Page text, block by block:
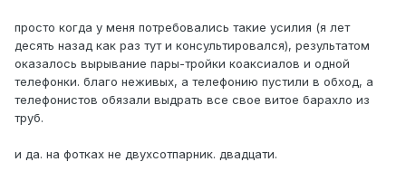
просто когда у меня потребовались такие усилия (я лет
десять назад как раз тут и консультировался), результатом
оказалось вырывание пары-тройки коаксиалов и одной
телефонки. благо неживых, а телефонию пустили в обход, а
телефонистов обязали выдрать все свое витое барахло из
труб.
и да. на фотках не двухсотпарник. двадцати.